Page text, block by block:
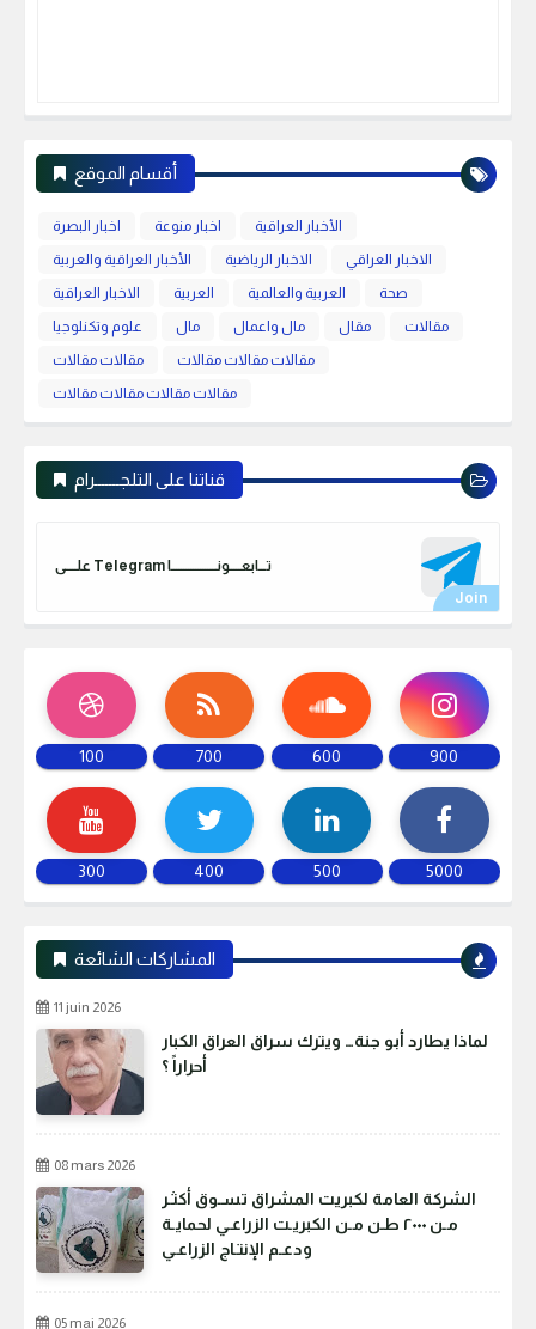
أقسام الموقع
اخبار البصرة اخبار منوعة
الأخبار العراقية
الأخبار العراقية والعربية
الاخبار الرياضية
الاخبار العراقي
الاخبار العراقية
العربية العربية والعالمية
صحة
علوم وتكنلوجيا
مال مال واعمال مقال
مقالات
مقالات مقالات
مقالات مقالات مقالات
مقالات مقالات مقالات مقالات
قناتنا على التلجـــــــرام
علـــــى Telegram تـــابعـــــونـــــــــــــــــــا
100 700 600 900
300 400 500 5000
المشاركات الشائعة
11 juin 2026
لماذا يطارد أبو جنة… ويترك سراق العراق الكبار
أحراراً ؟
08 mars 2026
الشركة العامة لكبريت المشراق تسـوق أكثـر
مـن ٢٠٠٠ طـن مـن الكبريـت الزراعـي لحمايـة
ودعـم الإنتـاج الزراعـي
05 mai 2026